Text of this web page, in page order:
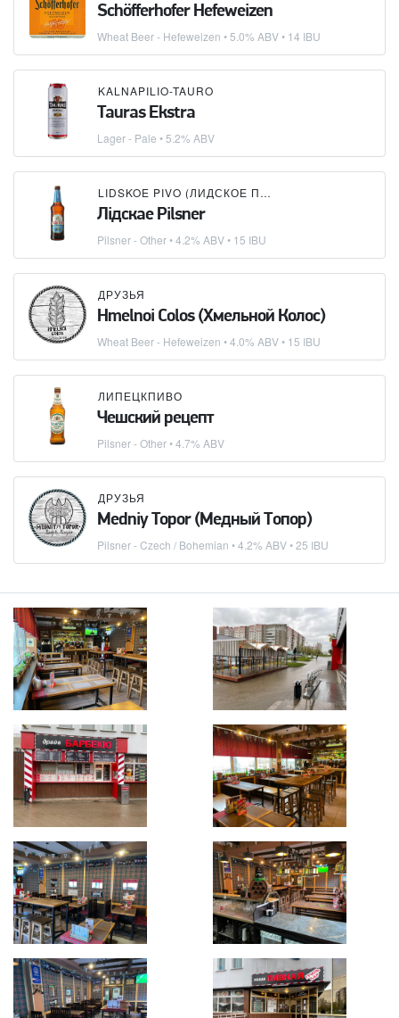
Schöfferhofer Hefeweizen
Wheat Beer - Hefeweizen • 5.0% ABV • 14 IBU
KALNAPILIO-TAURO
Tauras Ekstra
Lager - Pale • 5.2% ABV
LIDSKOE PIVO (ЛИДСКОЕ ПИВО)
Лідскае Pilsner
Pilsner - Other• 4.2% ABV • 15 IBU
ДРУЗЬЯ
Hmelnoi Colos (Хмельной Колос)
Wheat Beer - Hefeweizen • 4.0% ABV • 15 IBU
ЛИПЕЦКПИВО
Чешский рецепт
Pilsner - Other• 4.7% ABV
ДРУЗЬЯ
Medniy Topor (Медный Топор)
Pilsner - Czech / Bohemian • 4.2% ABV • 25 IBU